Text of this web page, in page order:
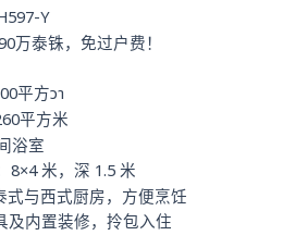
Y
万泰铢，免过户费！
平方วา
平方米
浴室
8×4 米，深 1.5 米
式与西式厨房，方便烹饪
及内置装修，拎包入住